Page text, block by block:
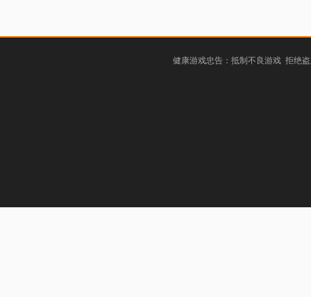
健康游戏忠告：抵制不良游戏 拒绝